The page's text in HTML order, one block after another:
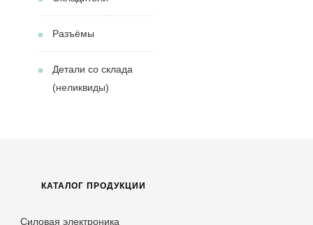
Разъёмы
Детали со склада
(неликвиды)
КАТАЛОГ ПРОДУКЦИИ
Силовая электроника